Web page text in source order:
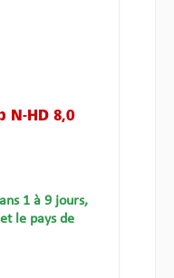
N-HD 8,0
1 à 9 jours,
le pays de